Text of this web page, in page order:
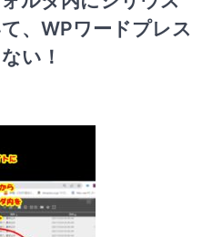
、WPワードプレス
い！